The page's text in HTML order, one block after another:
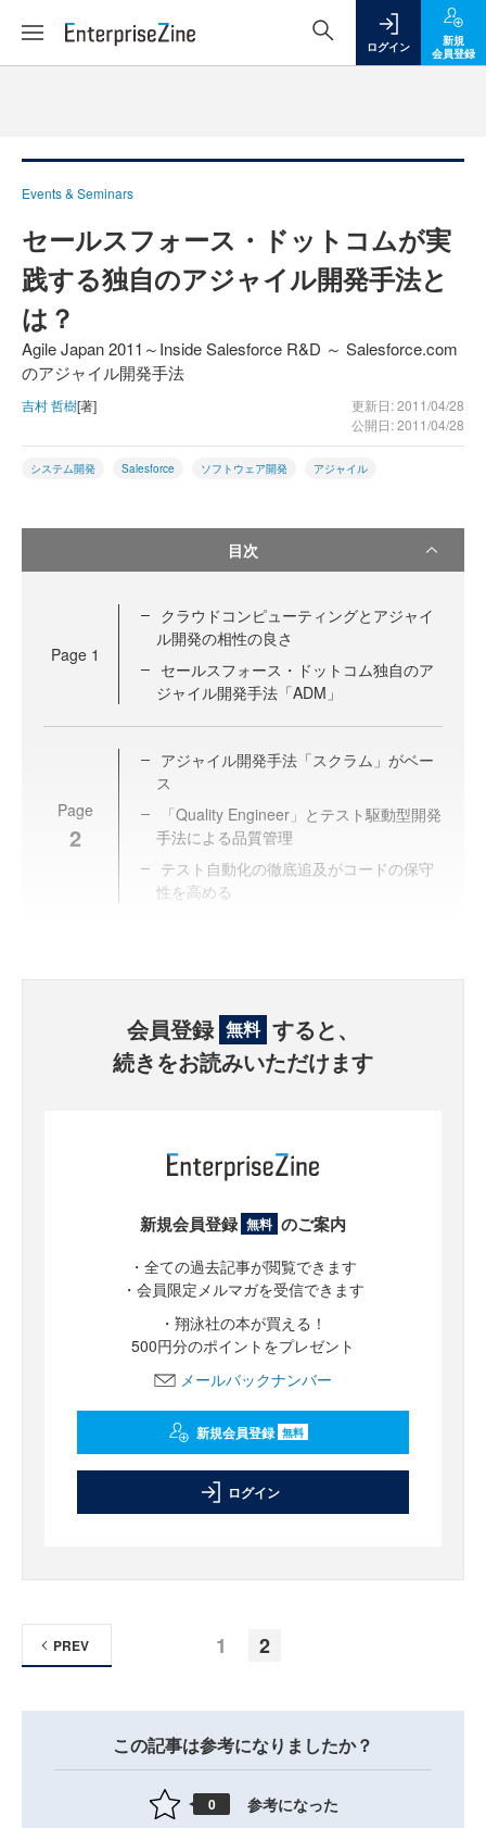
ログイン
新規
会員登録
Events & Seminars
セールスフォース・ドットコムが実
践する独自のアジャイル開発手法と
は？
Agile Japan 2011～Inside Salesforce R&D ～ Salesforce.com
のアジャイル開発手法
吉村 哲樹[著]
更新日: 2011/04/28
公開日: 2011/04/28
システム開発 Salesforce ソフトウェア開発 アジャイル
目次
Page 1
クラウドコンピューティングとアジャイ
ル開発の相性の良さ
セールスフォース・ドットコム独自のア
ジャイル開発手法「ADM」
Page
2
アジャイル開発手法「スクラム」がベー
ス
「Quality Engineer」とテスト駆動型開発
手法による品質管理
テスト自動化の徹底追及がコードの保守
性を高める
会員登録 無料 すると、
続きをお読みいただけます
新規会員登録 無料 のご案内
・全ての過去記事が閲覧できます
・会員限定メルマガを受信できます
・翔泳社の本が買える！
500円分のポイントをプレゼント
メールバックナンバー
新規会員登録 無料
ログイン
1 2
PREV
この記事は参考になりましたか？
0 参考になった